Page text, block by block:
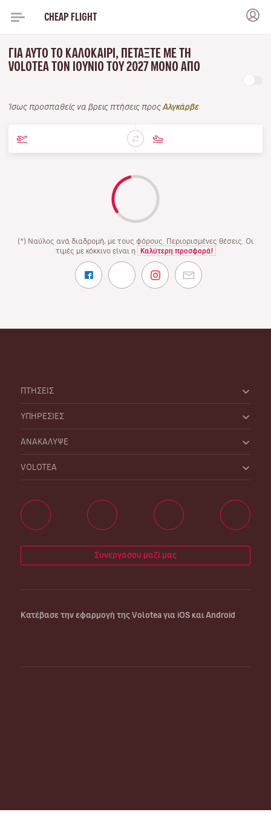
CHEAP FLIGHT
ΓΙΑ ΑΥΤΌ ΤΟ ΚΑΛΟΚΑΊΡΙ, ΠΕΤΆΞΤΕ ΜΕ ΤΗ
VOLOTEA ΤΟΝ ΙΟΎΝΙΟ ΤΟΥ 2027 ΜΌΝΟ ΑΠΌ
Ίσως προσπαθείς να βρεις πτήσεις προς Αλγκάρβε
(*) Ναύλος ανά διαδρομή, με τους φόρους. Περιορισμένες θέσεις. Οι
τιμές με κόκκινο είναι η
Καλύτερη προσφορά!
ΠΤΗΣΕΙΣ
ΥΠΗΡΕΣΙΕΣ
ΑΝΑΚΑΛΥΨΕ
VOLOTEA
Συνεργάσου μαζί μας
Κατέβασε την εφαρμογή της Volotea για iOS και Android